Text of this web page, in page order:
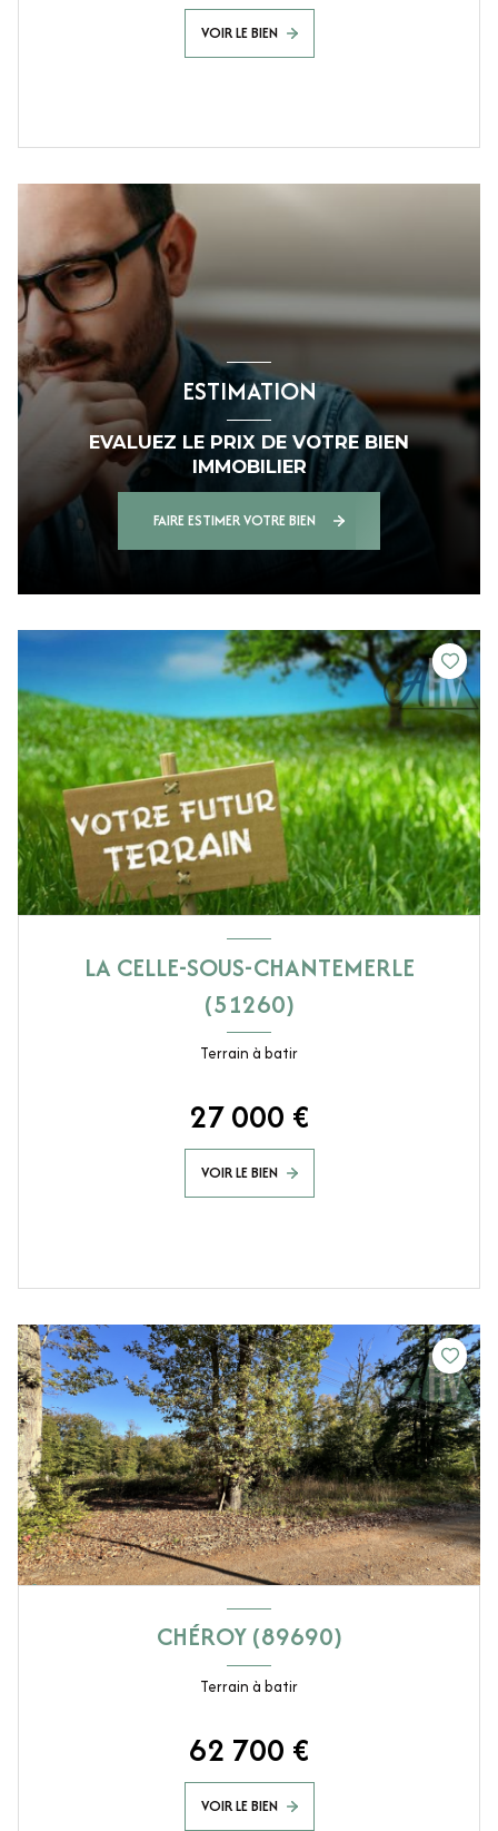
VOIR LE BIEN
ESTIMATION
EVALUEZ LE PRIX DE VOTRE BIEN
IMMOBILIER
FAIRE ESTIMER VOTRE BIEN
LA CELLE-SOUS-CHANTEMERLE
(51260)
Terrain à batir
27 000 €
VOIR LE BIEN
CHÉROY (89690)
Terrain à batir
62 700 €
VOIR LE BIEN